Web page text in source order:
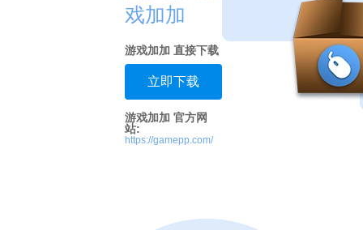
戏加加
游戏加加 直接下载
立即下载
游戏加加 官方网
站:
https://gamepp.com/